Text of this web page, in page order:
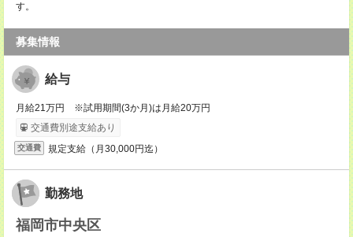
す。
募集情報
給与
月給21万円 ※試用期間(3か月)は月給20万円
交通費別途支給あり
交通費 規定支給（月30,000円迄）
勤務地
福岡市中央区